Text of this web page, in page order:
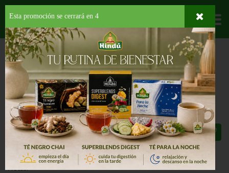
Departamentos
HOME FRUTAS Y VEGETALES LITEHOUSE BASIL HERB
LITEHOUSE BASIL HERB 200 ML
$8.57
Total: $8.57
Esta promoción se cerrará en 3